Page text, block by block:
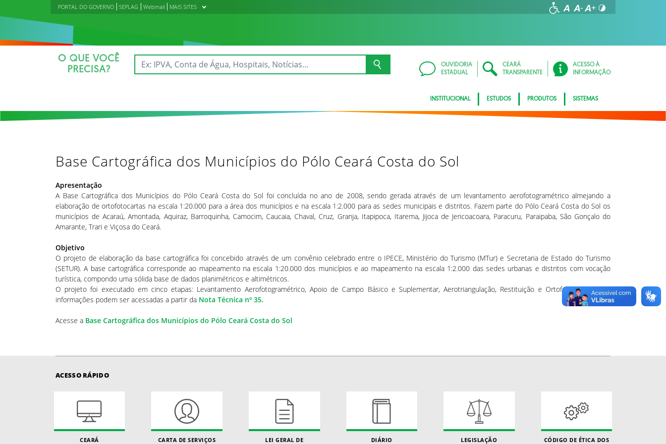
PORTAL DO GOVERNO SEPLAG Webmail MAIS SITES
O QUE VOCÊ
PRECISA?
OUVIDORIA
ESTADUAL
CEARÁ
TRANSPARENTE
ACESSO À
INFORMAÇÃO
INSTITUCIONAL ESTUDOS PRODUTOS SISTEMAS
Base Cartográfica dos Municípios do Pólo Ceará Costa do Sol
Apresentação
A Base Cartográfica dos Municípios do Pólo Ceará Costa do Sol foi concluída no ano de 2008, sendo gerada através de um levantamento aerofotogramétrico almejando a
elaboração de ortofotocartas na escala 1:20.000 para a área dos municípios e na escala 1:2.000 para as sedes municipais e distritos. Fazem parte do Pólo Ceará Costa do Sol os
municípios de Acaraú, Amontada, Aquiraz, Barroquinha, Camocim, Caucaia, Chaval, Cruz, Granja, Itapipoca, Itarema, Jijoca de Jericoacoara, Paracuru, Paraipaba, São Gonçalo do
Amarante, Trari e Viçosa do Ceará.
Objetivo
O projeto de elaboração da base cartográfica foi concebido através de um convênio celebrado entre o IPECE, Ministério do Turismo (MTur) e Secretaria de Estado do Turismo
(SETUR). A base cartográfica corresponde ao mapeamento na escala 1:20.000 dos municípios e ao mapeamento na escala 1:2.000 das sedes urbanas e distritos com vocação
turística, compondo uma sólida base de dados planimétricos e altimétricos.
O projeto foi executado em cinco etapas: Levantamento Aerofotogramétrico, Apoio de Campo Básico e Suplementar, Aerotriangulação, Restituição e Ortofotocartas. Mais
informações podem ser acessadas a partir da Nota Técnica nº 35.
Acesse a Base Cartográfica dos Municípios do Pólo Ceará Costa do Sol
ACESSO RÁPIDO
CEARÁ
CARTA DE SERVIÇOS
LEI GERAL DE
DIÁRIO
LEGISLAÇÃO
CÓDIGO DE ÉTICA DOS